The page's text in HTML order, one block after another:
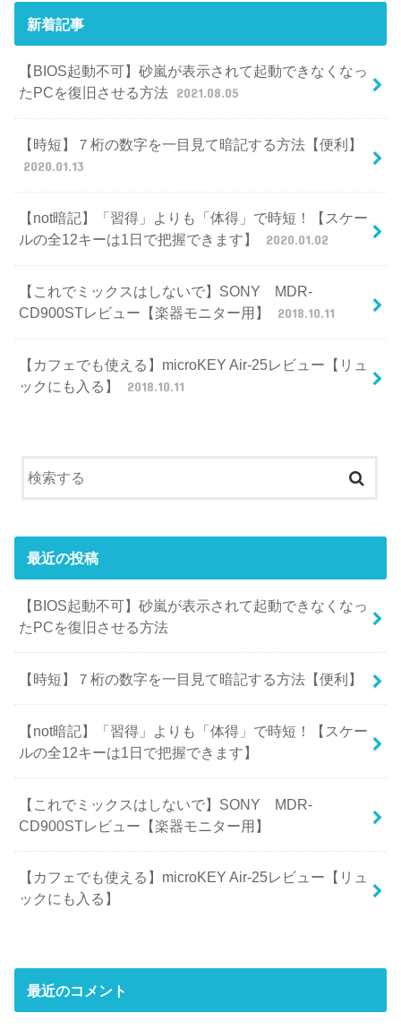
新着記事
【BIOS起動不可】砂嵐が表示されて起動できなくなっ
たPCを復旧させる方法 2021.08.05
【時短】７桁の数字を一目見て暗記する方法【便利】
2020.01.13
【not暗記】「習得」よりも「体得」で時短！【スケー
ルの全12キーは1日で把握できます】
2020.01.02
【これでミックスはしないで】SONY MDR-
CD900STレビュー【楽器モニター用】
2018.10.11
【カフェでも使える】microKEY Air-25レビュー【リュ
ックにも入る】
2018.10.11
最近の投稿
【BIOS起動不可】砂嵐が表示されて起動できなくなっ
たPCを復旧させる方法
【時短】７桁の数字を一目見て暗記する方法【便利】
【not暗記】「習得」よりも「体得」で時短！【スケー
ルの全12キーは1日で把握できます】
【これでミックスはしないで】SONY MDR-
CD900STレビュー【楽器モニター用】
【カフェでも使える】microKEY Air-25レビュー【リュ
ックにも入る】
最近のコメント